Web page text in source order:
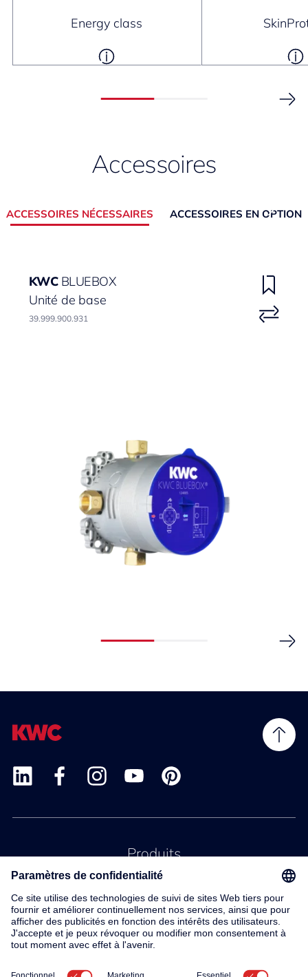
Energy class
Accessoires
ACCESSOIRES NÉCESSAIRES ACCESSOIRES EN OPTION
KWC BLUEBOX
Unité de base
39.999.900.931
Produits
Service
Contact
À propos de nous